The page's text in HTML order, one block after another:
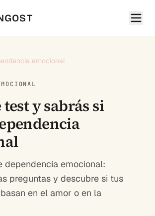
emocional
test y sabrás si
dependencia emocional:
preguntas y descubre si tus
en el amor o en la